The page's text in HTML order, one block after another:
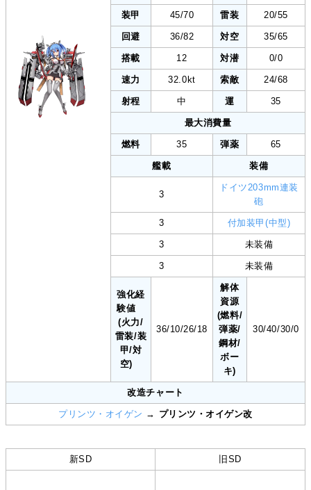
装甲 45/70 雷装 20/55
回避 36/82 対空 35/65
搭載 12 対潜 0/0
速力 32.0kt 索敵 24/68
射程 中 運 35
最大消費量
燃料 35 弾薬 65
艦載 装備
3
ドイツ203mm連装
砲
3 付加装甲(中型)
3 未装備
3 未装備
強化経
験値
(火力/
雷装/装
甲/対
空)
36/10/26/18
解体
資源
(燃料/
弾薬/
鋼材/
ボー
キ)
30/40/30/0
改造チャート
プリンツ・オイゲン → プリンツ・オイゲン改
新SD 旧SD